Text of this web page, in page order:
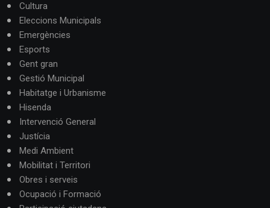
Cultura
Eleccions Municipals
Emergències
Esports
Gent gran
Gestió Municipal
Habitatge i Urbanisme
Hisenda
Intervenció General
Justícia
Medi Ambient
Mobilitat i Territori
Obres i serveis
Ocupació i Formació